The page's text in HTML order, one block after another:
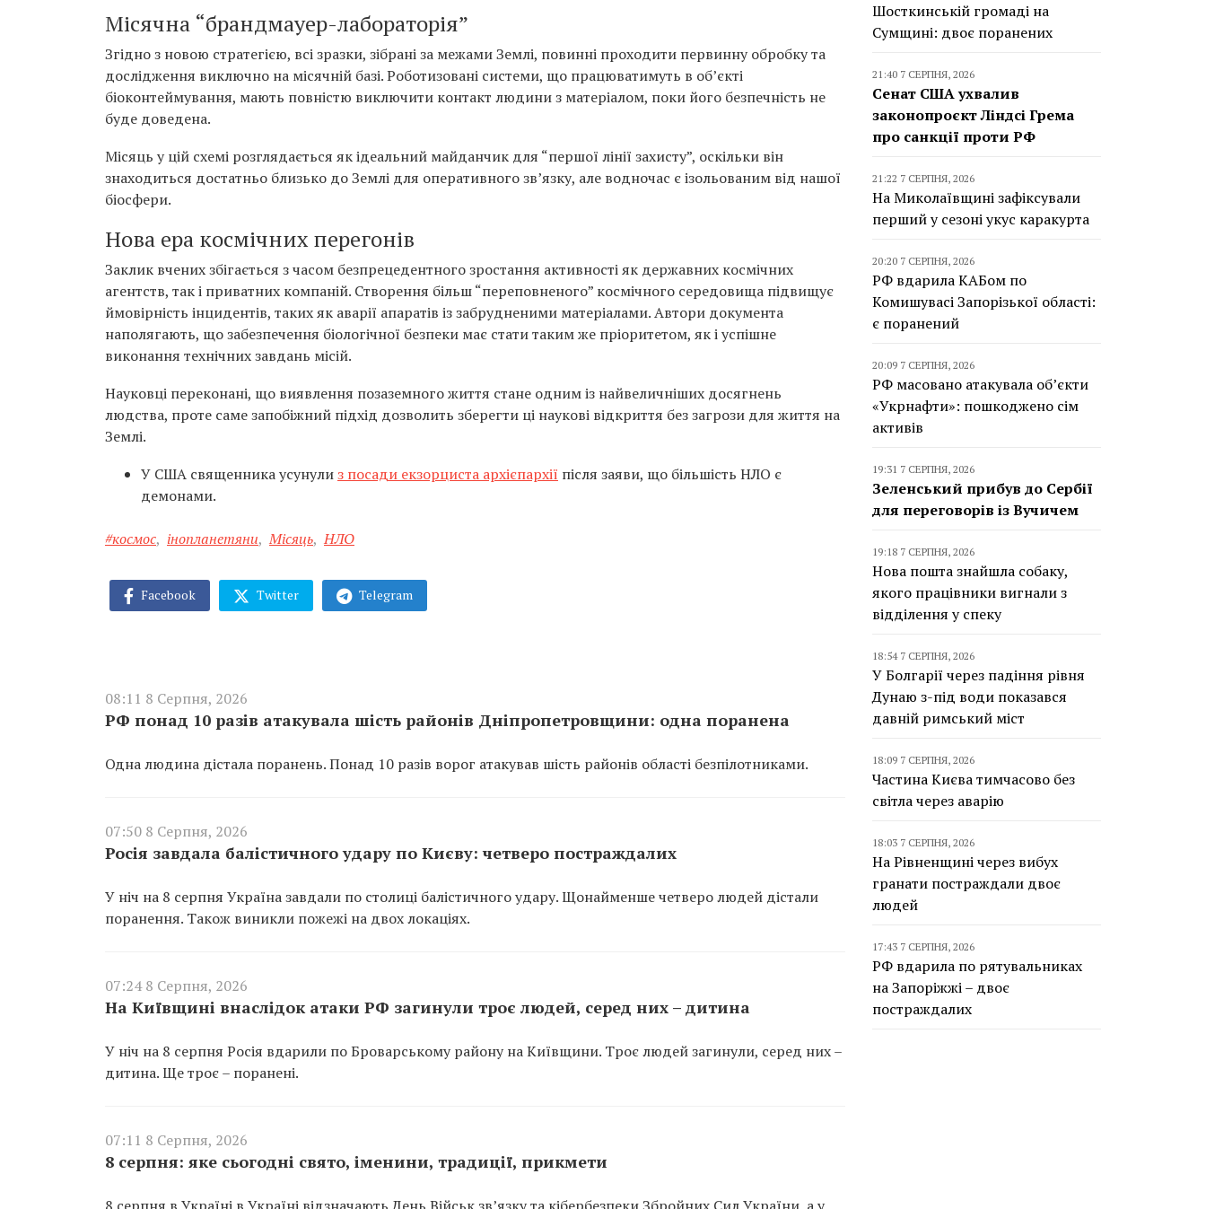
Місячна “брандмауер-лабораторія”
Згідно з новою стратегією, всі зразки, зібрані за межами Землі, повинні проходити первинну обробку та
дослідження виключно на місячній базі. Роботизовані системи, що працюватимуть в об’єкті
біоконтеймування, мають повністю виключити контакт людини з матеріалом, поки його безпечність не
буде доведена.
Місяць у цій схемі розглядається як ідеальний майданчик для “першої лінії захисту”, оскільки він
знаходиться достатньо близько до Землі для оперативного зв’язку, але водночас є ізольованим від нашої
біосфери.
Нова ера космічних перегонів
Заклик вчених збігається з часом безпрецедентного зростання активності як державних космічних
агентств, так і приватних компаній. Створення більш “переповненого” космічного середовища підвищує
ймовірність інцидентів, таких як аварії апаратів із забрудненими матеріалами. Автори документа
наполягають, що забезпечення біологічної безпеки має стати таким же пріоритетом, як і успішне
виконання технічних завдань місій.
Науковці переконані, що виявлення позаземного життя стане одним із найвеличніших досягнень
людства, проте саме запобіжний підхід дозволить зберегти ці наукові відкриття без загрози для життя на
Землі.
У США священника усунулиз посади екзорциста архієпархії після заяви, що більшість НЛО є
демонами.
#космос, інопланетяни, Місяць, НЛО
Facebook Twitter Telegram
08:11 8 Серпня, 2026
РФ понад 10 разів атакувала шість районів Дніпропетровщини: одна поранена
Одна людина дістала поранень. Понад 10 разів ворог атакував шість районів області безпілотниками.
07:50 8 Серпня, 2026
Росія завдала балістичного удару по Києву: четверо постраждалих
У ніч на 8 серпня Україна завдали по столиці балістичного удару. Щонайменше четверо людей дістали
поранення. Також виникли пожежі на двох локаціях.
07:24 8 Серпня, 2026
На Київщині внаслідок атаки РФ загинули троє людей, серед них – дитина
У ніч на 8 серпня Росія вдарили по Броварському району на Київщини. Троє людей загинули, серед них –
дитина. Ще троє – поранені.
07:11 8 Серпня, 2026
8 серпня: яке сьогодні свято, іменини, традиції, прикмети
Шосткинській громаді на
Сумщині: двоє поранених
21:40 7 СЕРПНЯ, 2026
Сенат США ухвалив
законопроєкт Ліндсі Грема
про санкції проти РФ
21:22 7 СЕРПНЯ, 2026
На Миколаївщині зафіксували
перший у сезоні укус каракурта
20:20 7 СЕРПНЯ, 2026
РФ вдарила КАБом по
Комишувасі Запорізької області:
є поранений
20:09 7 СЕРПНЯ, 2026
РФ масовано атакувала об’єкти
«Укрнафти»: пошкоджено сім
активів
19:31 7 СЕРПНЯ, 2026
Зеленський прибув до Сербії
для переговорів із Вучичем
19:18 7 СЕРПНЯ, 2026
Нова пошта знайшла собаку,
якого працівники вигнали з
відділення у спеку
18:54 7 СЕРПНЯ, 2026
У Болгарії через падіння рівня
Дунаю з-під води показався
давній римський міст
18:09 7 СЕРПНЯ, 2026
Частина Києва тимчасово без
світла через аварію
18:03 7 СЕРПНЯ, 2026
На Рівненщині через вибух
гранати постраждали двоє
людей
17:43 7 СЕРПНЯ, 2026
РФ вдарила по рятувальниках
на Запоріжжі – двоє
постраждалих